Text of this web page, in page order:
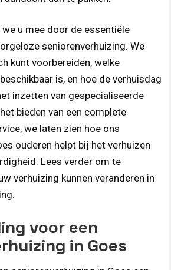
u mee door de essentiële
seniorenverhuizing. We
kunt voorbereiden, welke
is, en hoe de verhuisdag
inzetten van gespecialiseerde
bieden van een complete
we laten zien hoe ons
ouderen helpt bij het verhuizen
Lees verder om te
verhuizing kunnen veranderen in
voor een
in Goes